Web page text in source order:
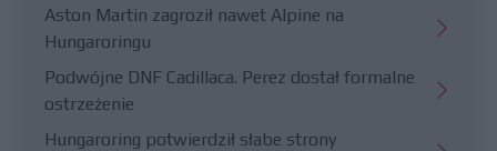
Aston Martin zagroził nawet Alpine na
Hungaroringu
Podwójne DNF Cadillaca. Perez dostał formalne
ostrzeżenie
Hungaroring potwierdził słabe strony